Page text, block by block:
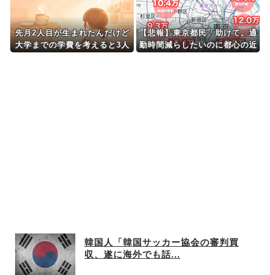
先月2人目が生まれたんだけど
大学までの学費を考えると3人
【悲報】東京都民「助けて。通
勤時間減らしたいのに都心の近
韓国人「韓国サッカー協会の審判買
収、遂に海外でも話...